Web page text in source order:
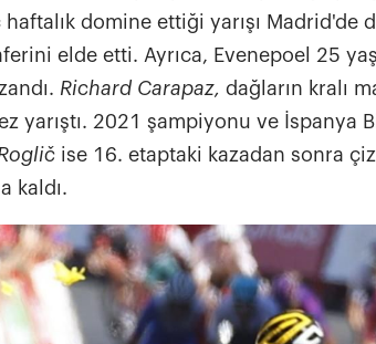
domine ettiği yarışı Madrid'de
elde etti. Ayrıca, Evenepoel 25
Richard Carapaz, dağların kralı
yarıştı. 2021 şampiyonu ve İspanya
ise 16. etaptaki kazadan sonra
kaldı.